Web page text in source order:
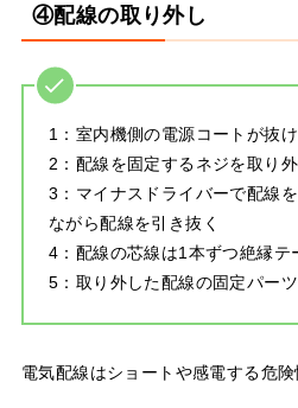
④配線の取り外し
1：室内機側の電源コートが抜
2：配線を固定するネジを取り
3：マイナスドライバーで配線
ながら配線を引き抜く
4：配線の芯線は1本ずつ絶縁テ
5：取り外した配線の固定パー
電気配線はショートや感電する危険